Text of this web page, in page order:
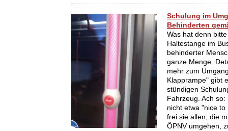
Schulung im
Behinderten
Was hat denn
Haltestange im
behinderter
ganze Menge.
mehr zum
Klapprampe" gibt
stündigen
Fahrzeug. Ach
nicht etwa "nice
frei sie allen, die
ÖPNV umgehen,